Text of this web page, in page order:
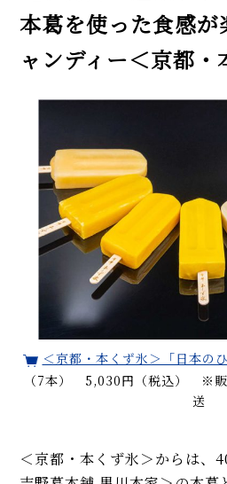
本葛を使った食感が
ャンディー＜京都・
＜京都・本くず氷＞「日本の
（7本） 5,030円（税込） ※
送
＜京都・本くず氷＞からは、